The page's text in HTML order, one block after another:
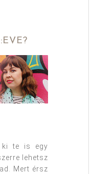
ki te is egy
lehetsz
Mert érsz